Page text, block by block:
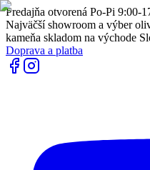
Predajňa otvorená Po-Pi 9:00-
Najväčší showroom a výber
kameňa skladom na východe
Doprava a platba